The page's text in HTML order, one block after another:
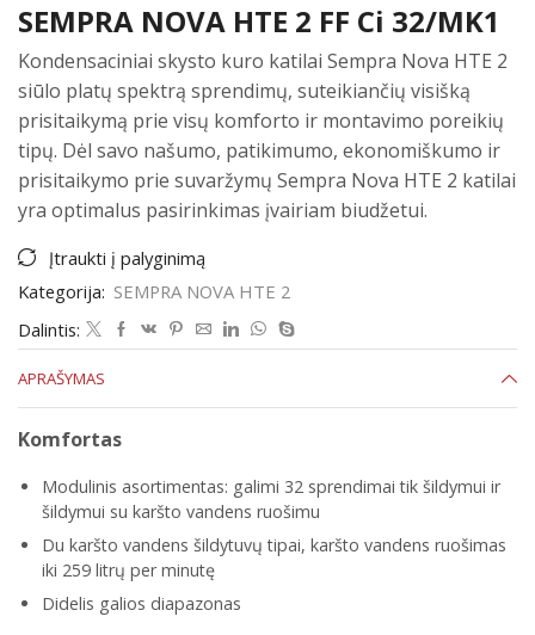
SEMPRA NOVA HTE 2 FF Ci 32/MK1
Kondensaciniai skysto kuro katilai Sempra Nova HTE 2
siūlo platų spektrą sprendimų, suteikiančių visišką
prisitaikymą prie visų komforto ir montavimo poreikių
tipų. Dėl savo našumo, patikimumo, ekonomiškumo ir
prisitaikymo prie suvaržymų Sempra Nova HTE 2 katilai
yra optimalus pasirinkimas įvairiam biudžetui.
Įtraukti į palyginimą
Kategorija: SEMPRA NOVA HTE 2
Dalintis:
APRAŠYMAS
Komfortas
Modulinis asortimentas: galimi 32 sprendimai tik šildymui ir
šildymui su karšto vandens ruošimu
Du karšto vandens šildytuvų tipai, karšto vandens ruošimas
iki 259 litrų per minutę
Didelis galios diapazonas